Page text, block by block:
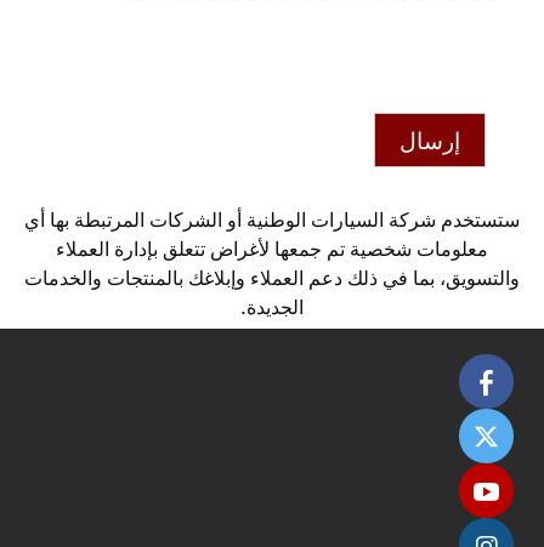
إرسال
ستستخدم شركة السيارات الوطنية أو الشركات المرتبطة بها أي
معلومات شخصية تم جمعها لأغراض تتعلق بإدارة العملاء
والتسويق، بما في ذلك دعم العملاء وإبلاغك بالمنتجات والخدمات
الجديدة.